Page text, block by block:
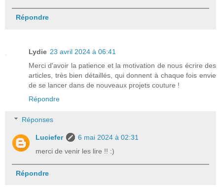
Répondre
Lydie 23 avril 2024 à 06:41
Merci d'avoir la patience et la motivation de nous écrire des
articles, très bien détaillés, qui donnent à chaque fois envie
de se lancer dans de nouveaux projets couture !
Répondre
Réponses
Luciefer
6 mai 2024 à 02:31
merci de venir les lire !! :)
Répondre